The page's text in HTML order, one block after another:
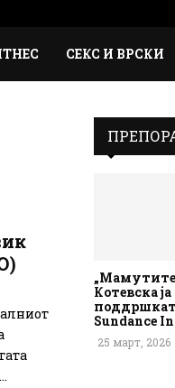
СЕКС И ВРСКИ
Котевска
Sundance
25 март, 2026